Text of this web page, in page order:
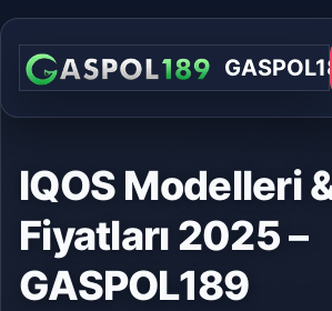
IQOS Modelleri
Fiyatları 2025 –
GASPOL189